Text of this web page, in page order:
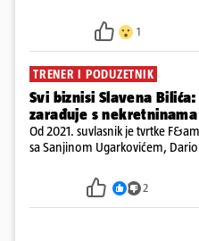
ispitali i poslali u istražni zatvor
1
TRENER I PODUZETNIK
Svi biznisi Slavena
zarađuje s nekretninama
Od 2021. suvlasnik je tvrtke
sa Sanjinom Ugarkovićem,
poslovanje nekretninama, a od
2